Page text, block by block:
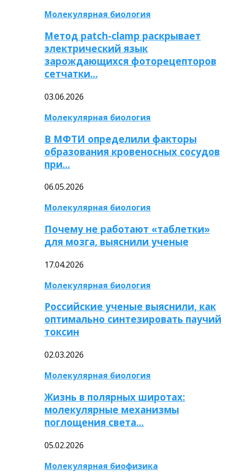
Молекулярная биология
Метод patch-clamp раскрывает
электрический язык
зарождающихся фоторецепторов
сетчатки…
03.06.2026
Молекулярная биология
В МФТИ определили факторы
образования кровеносных сосудов
при…
06.05.2026
Молекулярная биология
Почему не работают «таблетки»
для мозга, выяснили ученые
17.04.2026
Молекулярная биология
Российские ученые выяснили, как
оптимально синтезировать паучий
токсин
02.03.2026
Молекулярная биология
Жизнь в полярных широтах:
молекулярные механизмы
поглощения света…
05.02.2026
Молекулярная биофизика